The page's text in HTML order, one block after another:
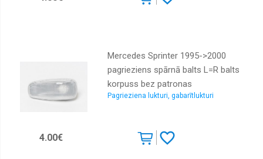
Mercedes Sprinter 1995->2000
pagrieziens spārnā balts L=R balts
korpuss bez patronas
Pagrieziena lukturi, gabarītlukturi
4.00€